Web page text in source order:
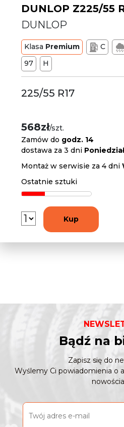
DUNLOP Z225/55
DUNLOP
Klasa Premium C
97
H
225/55 R17
568zł/szt.
Zamów do godz. 14
dostawa za 3 dni
Montaż w serwisie za 4 dni
Ostatnie sztuki
Kup
Bądź na
Zapisz się do
Wyślemy Ci powiadomienia o